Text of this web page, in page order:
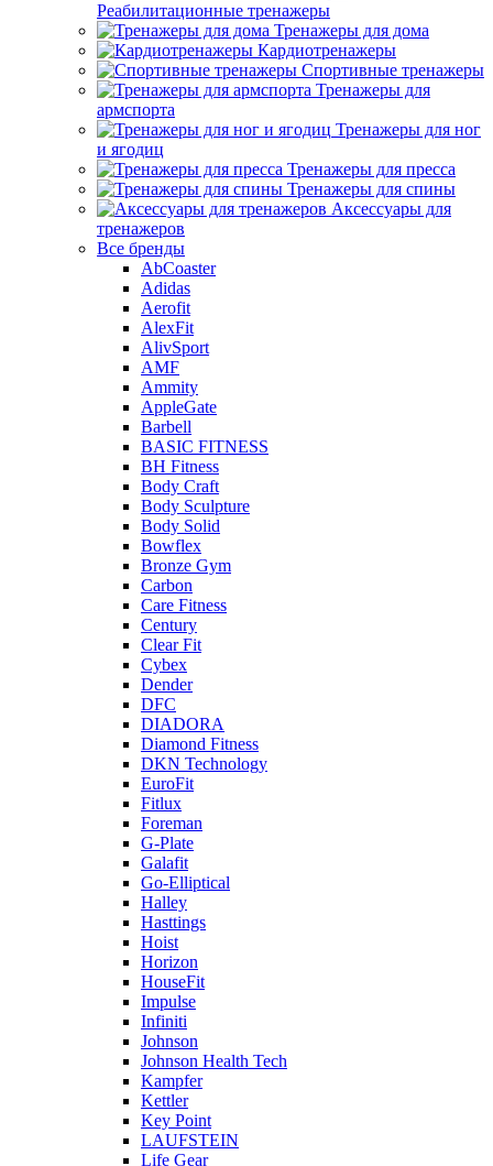
Реабилитационные тренажеры
Тренажеры для дома
Кардиотренажеры
Спортивные тренажеры
Тренажеры для
армспорта
Тренажеры для ног
и ягодиц
Тренажеры для пресса
Тренажеры для спины
Аксессуары для
тренажеров
Все бренды
AbCoaster
Adidas
Aerofit
AlexFit
AlivSport
AMF
Ammity
AppleGate
Barbell
BASIC FITNESS
BH Fitness
Body Craft
Body Sculpture
Body Solid
Bowflex
Bronze Gym
Carbon
Care Fitness
Century
Clear Fit
Cybex
Dender
DFC
DIADORA
Diamond Fitness
DKN Technology
EuroFit
Fitlux
Foreman
G-Plate
Galafit
Go-Elliptical
Halley
Hasttings
Hoist
Horizon
HouseFit
Impulse
Infiniti
Johnson
Johnson Health Tech
Kampfer
Kettler
Key Point
LAUFSTEIN
Life Gear